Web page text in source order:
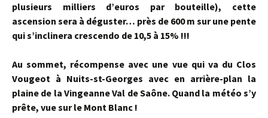
plusieurs milliers d’euros par bouteille), cette
ascension sera à déguster… près de 600 m sur une pente
qui s’inclinera crescendo de 10,5 à 15% !!!
Au sommet, récompense avec une vue qui va du Clos
Vougeot à Nuits-st-Georges avec en arrière-plan la
plaine de la Vingeanne Val de Saône. Quand la météo s’y
prête, vue sur le Mont Blanc !